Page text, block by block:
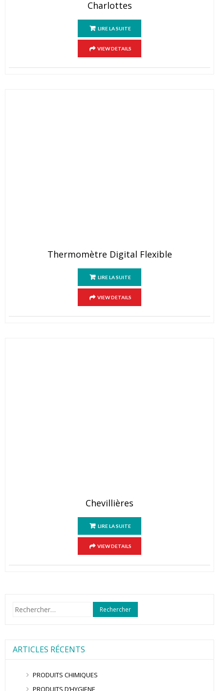
Charlottes
LIRE LA SUITE
VIEW DETAILS
Thermomètre Digital Flexible
LIRE LA SUITE
VIEW DETAILS
Chevillières
LIRE LA SUITE
VIEW DETAILS
Rechercher :
ARTICLES RÉCENTS
PRODUITS CHIMIQUES